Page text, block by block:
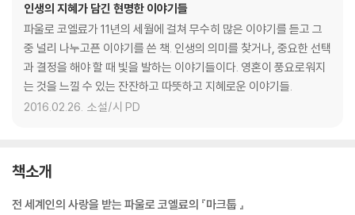
인생의 지혜가 담긴 현명한 이야기들
파울로 코엘료가 11년의 세월에 걸쳐 무수히 많은 이야기를 듣고 그
중 널리 나누고픈 이야기를 쓴 책. 인생의 의미를 찾거나, 중요한 선택
과 결정을 해야 할 때 빛을 발하는 이야기들이다. 영혼이 풍요로워지
는 것을 느낄 수 있는 잔잔하고 따뜻하고 지혜로운 이야기들.
2016.02.26. 소설/시 PD
책소개
전 세계인의 사랑을 받는 파울로 코엘료의 『마크툽 』